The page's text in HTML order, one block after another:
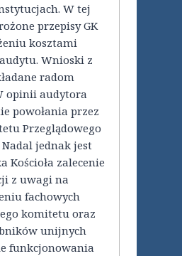
W tej
przepisy GK
kosztami
Wnioski z
radom
opinii audytora
powołania przez
Przeglądowego
jednak jest
zalecenie
z uwagi na
fachowych
komitetu oraz
unijnych
funkcjonowania